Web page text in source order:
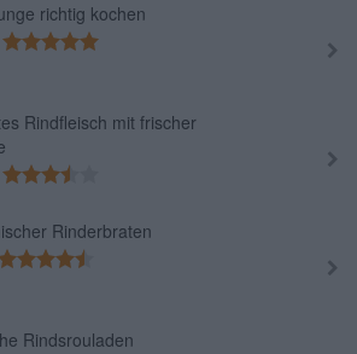
richtig kochen
Rindfleisch mit frischer
Rinderbraten
Rindsrouladen